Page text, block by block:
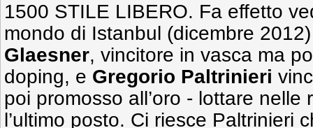
1500 STILE LIBERO. Fa effetto
mondo di Istanbul (dicembre
Glaesner, vincitore in vasca ma
doping, e Gregorio Paltrinieri
poi promosso all’oro - lottare nelle
l’ultimo posto. Ci riesce Paltrinieri